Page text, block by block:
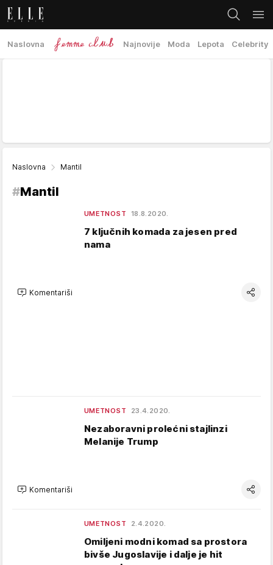
Naslovna Najnovije Moda Lepota Celebrity
Naslovna Mantil
#Mantil
UMETNOST 18.8.2020.
7 ključnih komada za jesen pred
nama
Komentariši
UMETNOST 23.4.2020.
Nezaboravni prolećni stajlinzi
Melanije Trump
Komentariši
UMETNOST 2.4.2020.
Omiljeni modni komad sa prostora
bivše Jugoslavije i dalje je hit